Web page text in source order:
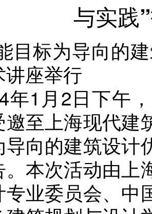
与实践
目标为导向的
讲座举行
年1月2日下午
邀至上海现代建
导向的建筑设计
。本次活动由上
专业委员会、中